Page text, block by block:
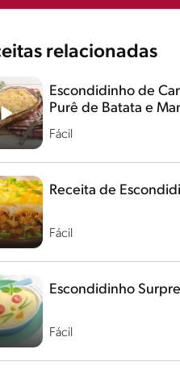
relacionadas
Fácil
Escondidinho de
Purê de Batata e
Fácil
Receita de
Fácil
Escondidinho